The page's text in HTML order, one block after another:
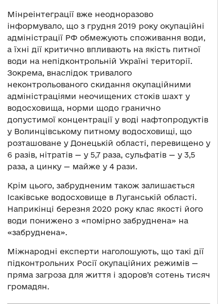
Мінреінтеграції вже неодноразово
інформувало, що з грудня 2019 року окупаційні
адміністрації РФ обмежують споживання води,
а їхні дії критично впливають на якість питної
води на непідконтрольній Україні території.
Зокрема, внаслідок тривалого
неконтрольованого скидання окупаційними
адміністраціями неочищених стоків шахт у
водосховища, норми щодо гранично
допустимої концентрації у воді нафтопродуктів
у Волинцівському питному водосховищі, що
розташоване у Донецькій області, перевищено у
6 разів, нітратів — у 5,7 раза, сульфатів — у 3,5
раза, а цинку — майже у 4 рази.
Крім цього, забрудненим також залишається
Ісаківське водосховище в Луганській області.
Наприкінці березня 2020 року клас якості його
води понижено з «помірно забруднена» на
«забруднена».
Міжнародні експерти наголошують, що такі дії
підконтрольних Росії окупаційних режимів —
пряма загроза для життя і здоров’я сотень тисяч
громадян.